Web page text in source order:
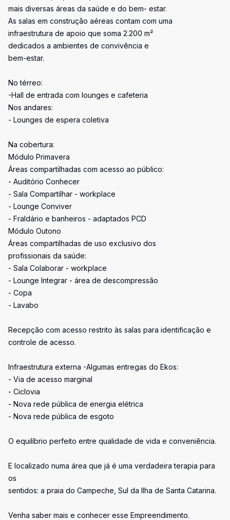
mais diversas áreas da saúde e do bem- estar.
As salas em construção aéreas contam com uma
infraestrutura de apoio que soma 2.200 m²
dedicados a ambientes de convivência e
bem-estar.
No térreo:
-Hall de entrada com lounges e cafeteria
Nos andares:
- Lounges de espera coletiva
Na cobertura:
Módulo Primavera
Áreas compartilhadas com acesso ao público:
- Auditório Conhecer
- Sala Compartilhar - workplace
- Lounge Conviver
- Fraldário e banheiros - adaptados PCD
Módulo Outono
Áreas compartilhadas de uso exclusivo dos
profissionais da saúde:
- Sala Colaborar - workplace
- Lounge Integrar - área de descompressão
- Copa
- Lavabo
Recepção com acesso restrito às salas para identificação e
controle de acesso.
Infraestrutura externa -Algumas entregas do Ekos:
- Via de acesso marginal
- Ciclovia
- Nova rede pública de energia elétrica
- Nova rede pública de esgoto
O equilíbrio perfeito entre qualidade de vida e conveniência.
E localizado numa área que já é uma verdadeira terapia para
os
sentidos: a praia do Campeche, Sul da Ilha de Santa Catarina.
Venha saber mais e conhecer esse Empreendimento.